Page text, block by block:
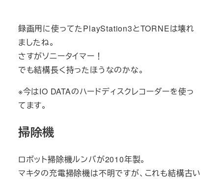
録画用に使ってたPlayStation3とTORNEは壊れ
ましたね。
さすがソニータイマー！
でも結構長く持ったほうなのかな。
※今はIO DATAのハードディスクレコーダーを使っ
てます。
掃除機
ロボット掃除機ルンバが2010年製。
マキタの充電掃除機は不明ですが、これも結構古い